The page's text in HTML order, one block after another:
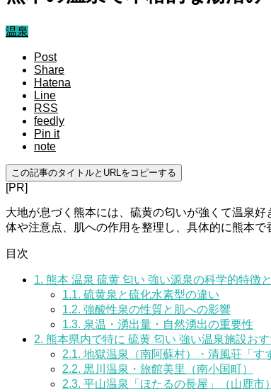
温泉
Post
Share
Hatena
Line
RSS
feedly
Pin it
note
この記事のタイトルとURLをコピーする
[PR]
大地が息づく熊本には、硫黄の匂いが強くて温泉
体や注意点、肌への作用を整理し、具体的に熊本で
目次
1. 熊本 温泉 硫黄 匂い 強い源泉の科学的特徴
1.1. 硫黄泉と硫化水素型の違い
1.2. 強酸性泉の性質と肌への影響
1.3. 泉温・湧出量・自然湧出の重要性
2. 熊本県内で特に 硫黄 匂い 強い温泉施設お
2.1. 地獄温泉（南阿蘇村）・清風荘「す
2.2. 黒川温泉・旅館美里（南小国町）
2.3. 平山温泉「ほたるの長屋」（山鹿市）